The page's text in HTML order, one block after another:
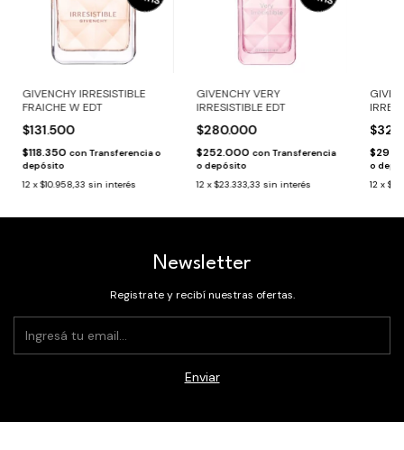
GIVENCHY IRRESISTIBLE
FRAICHE W EDT
$131.500
$118.350 con Transferencia o
depósito
12 x$10.958,33 sin interés
GIVENCHY VERY
IRRESISTIBLE EDT
$280.000
$252.000 con Transferencia
o depósito
12 x$23.333,33 sin interés
o
12 x
Newsletter
Registrate y recibí nuestras ofertas.